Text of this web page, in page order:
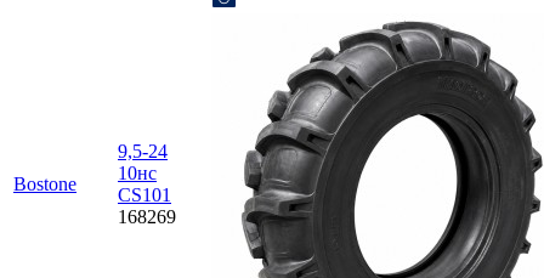
Bostone
9,5-24
10нс
CS101
168269